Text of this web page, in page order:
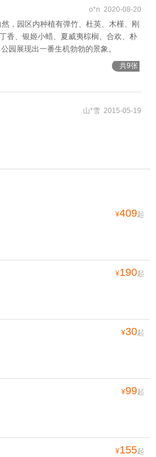
o*n 2020-08-20
，园区内种植有弹竹、杜英、木槿、刚
香、银姬小蜡、夏威夷棕榈、合欢、朴
园展现出一番生机勃勃的景象。
共9张
山*雪 2015-05-19
¥409起
¥190起
¥30起
¥99起
¥155起